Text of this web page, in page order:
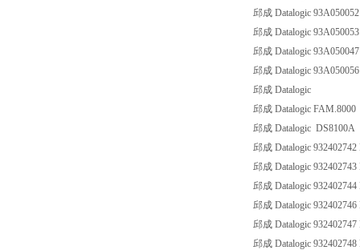
邱成 Datalogic
邱成 Datalogic
邱成 Datalogic
邱成 Datalogic
邱成 Datalogic
邱成 Datalogic FAM.8000
邱成 Datalogic DS8100A
邱成 Datalogic
邱成 Datalogic
邱成 Datalogic
邱成 Datalogic
邱成 Datalogic
邱成 Datalogic